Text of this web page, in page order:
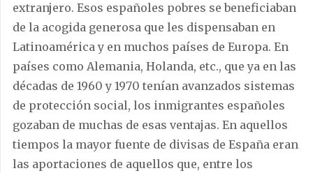
extranjero. Esos españoles pobres se beneficiaban
de la acogida generosa que les dispensaban en
Latinoamérica y en muchos países de Europa. En
países como Alemania, Holanda, etc., que ya en las
décadas de 1960 y 1970 tenían avanzados sistemas
de protección social, los inmigrantes españoles
gozaban de muchas de esas ventajas. En aquellos
tiempos la mayor fuente de divisas de España eran
las aportaciones de aquellos que, entre los